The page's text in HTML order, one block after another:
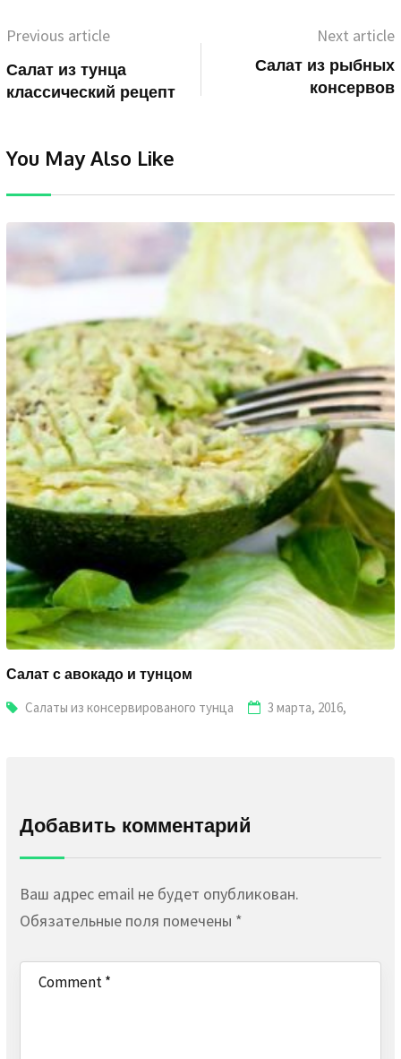
Previous article
Салат из тунца
классический рецепт
Next article
Салат из рыбных
консервов
You May Also Like
Салат с авокадо и тунцом
Салаты из консервированого тунца 3 марта, 2016,
Добавить комментарий
Ваш адрес email не будет опубликован.
Обязательные поля помечены *